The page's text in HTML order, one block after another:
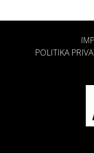
POLITIKA